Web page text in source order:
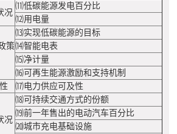
况
⑾低碳能源发电百分比
⑿用电量
策
⒀实现低碳能源的目标
⒁智能电表
⒂净计量
⒃可再生能源激励和支持机制
⒄电力供应可及性
况
⒅可持续交通方式的份额
⒆前一年售出的电动汽车百分比
⒇城市充电基础设施